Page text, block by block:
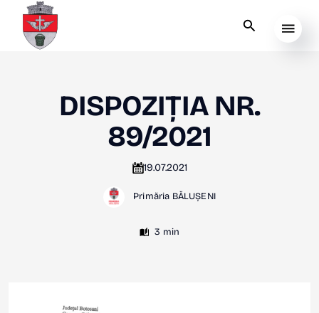
DISPOZIȚIA NR.
89/2021
19.07.2021
Primăria BĂLUȘENI
3 min